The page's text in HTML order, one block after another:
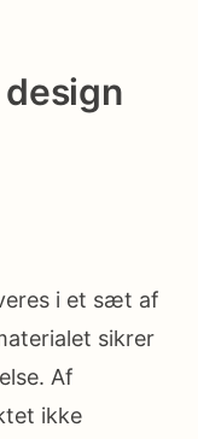
i et sæt af
sikrer
Af
ikke